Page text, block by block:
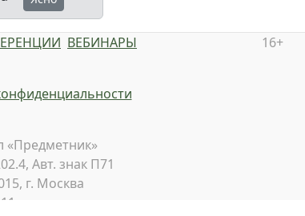
ВЕБИНАРЫ
«Предметник»
Авт. знак П71
г. Москва
16+